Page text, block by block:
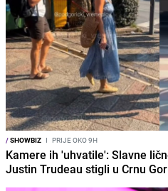
/SHOWBIZ I PRIJE OKO 9H
Kamere ih 'uhvatile': Slavne
Justin Trudeau stigli u Crnu